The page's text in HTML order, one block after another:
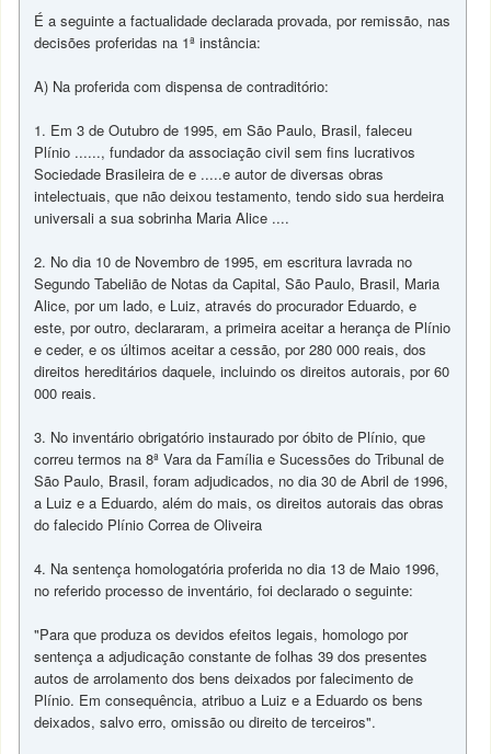
É a seguinte a factualidade declarada provada, por remissão, nas
decisões proferidas na 1ª instância:
A) Na proferida com dispensa de contraditório:
1. Em 3 de Outubro de 1995, em São Paulo, Brasil, faleceu
Plínio ......, fundador da associação civil sem fins lucrativos
Sociedade Brasileira de e .....e autor de diversas obras
intelectuais, que não deixou testamento, tendo sido sua herdeira
universali a sua sobrinha Maria Alice ....
2. No dia 10 de Novembro de 1995, em escritura lavrada no
Segundo Tabelião de Notas da Capital, São Paulo, Brasil, Maria
Alice, por um lado, e Luiz, através do procurador Eduardo, e
este, por outro, declararam, a primeira aceitar a herança de Plínio
e ceder, e os últimos aceitar a cessão, por 280 000 reais, dos
direitos hereditários daquele, incluindo os direitos autorais, por 60
000 reais.
3. No inventário obrigatório instaurado por óbito de Plínio, que
correu termos na 8ª Vara da Família e Sucessões do Tribunal de
São Paulo, Brasil, foram adjudicados, no dia 30 de Abril de 1996,
a Luiz e a Eduardo, além do mais, os direitos autorais das obras
do falecido Plínio Correa de Oliveira
4. Na sentença homologatória proferida no dia 13 de Maio 1996,
no referido processo de inventário, foi declarado o seguinte:
"Para que produza os devidos efeitos legais, homologo por
sentença a adjudicação constante de folhas 39 dos presentes
autos de arrolamento dos bens deixados por falecimento de
Plínio. Em consequência, atribuo a Luiz e a Eduardo os bens
deixados, salvo erro, omissão ou direito de terceiros".